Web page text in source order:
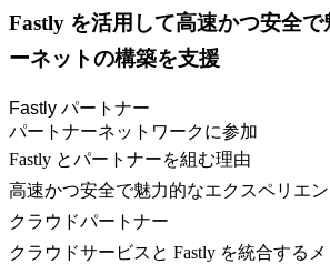
Fastly を活用して高速かつ安全で
ーネットの構築を支援
Fastly パートナー
パートナーネットワークに参加
Fastly とパートナーを組む理由
高速かつ安全で魅力的なエクスペリエ
クラウドパートナー
クラウドサービスと Fastly を統合するメ